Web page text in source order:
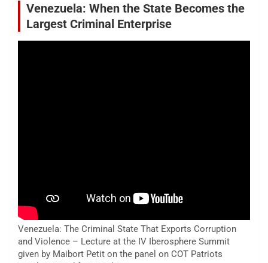
Venezuela: When the State Becomes the
Largest Criminal Enterprise
Venezuela: The Criminal State That Exports Corruption
and Violence – Lecture at the IV Iberosphere Summit
given by Maibort Petit on the panel on COT Patriots